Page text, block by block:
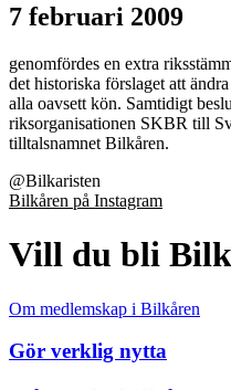
7 februari 2009
genomfördes en extra
det historiska förslaget att
alla oavsett kön. Samtidigt
riksorganisationen SKBR till
tilltalsnamnet Bilkåren.
@Bilkaristen
Bilkåren på Instagram
Vill du bli
Om medlemskap i Bilkåren
Gör verklig nytta